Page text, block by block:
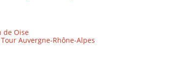
de Oise
Auvergne-Rhône-Alpes